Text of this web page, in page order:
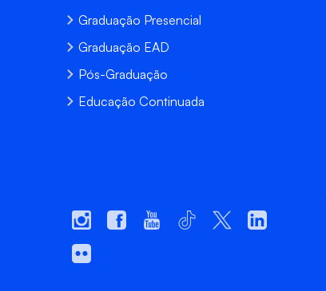
Graduação Presencial
Graduação EAD
Pós-Graduação
Educação Continuada